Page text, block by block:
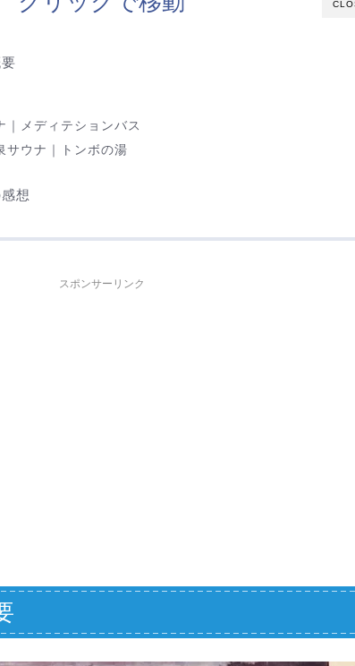
｜メディテションバス
サウナ｜トンボの湯
想
スポンサーリンク